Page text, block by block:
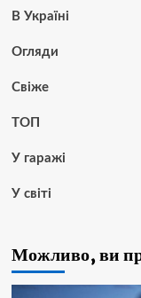
В Україні
Огляди
Свіже
ТОП
У гаражі
У світі
Можливо, ви